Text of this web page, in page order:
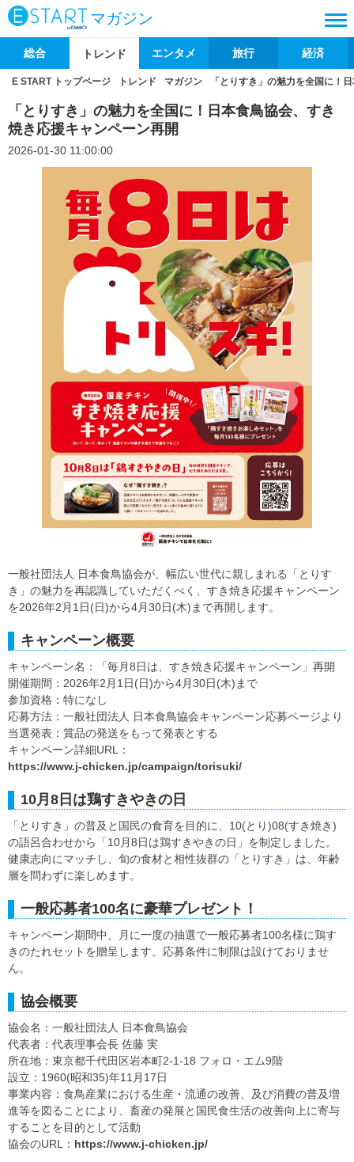
マガジン
総合 トレンド エンタメ 旅行 経済
E START トップページ トレンド マガジン 「とりすき」の魅力を全国に！
「とりすき」の魅力を全国に！日本食鳥協会、すき
焼き応援キャンペーン再開
2026-01-30 11:00:00
一般社団法人 日本食鳥協会が、幅広い世代に親しまれる「とりす
き」の魅力を再認識していただくべく、すき焼き応援キャンペーン
を2026年2月1日(日)から4月30日(木)まで再開します。
キャンペーン概要
キャンペーン名：「毎月8日は、すき焼き応援キャンペーン」再開
開催期間：2026年2月1日(日)から4月30日(木)まで
参加資格：特になし
応募方法：一般社団法人 日本食鳥協会キャンペーン応募ページより
当選発表：賞品の発送をもって発表とする
キャンペーン詳細URL：
https://www.j-chicken.jp/campaign/torisuki/
10月8日は鶏すきやきの日
「とりすき」の普及と国民の食育を目的に、10(とり)08(すき焼き)
の語呂合わせから「10月8日は鶏すきやきの日」を制定しました。
健康志向にマッチし、旬の食材と相性抜群の「とりすき」は、年齢
層を問わずに楽しめます。
一般応募者100名に豪華プレゼント！
キャンペーン期間中、月に一度の抽選で一般応募者100名様に鶏す
きのたれセットを贈呈します。応募条件に制限は設けておりませ
ん。
協会概要
協会名：一般社団法人 日本食鳥協会
代表者：代表理事会長 佐藤 実
所在地：東京都千代田区岩本町2-1-18 フォロ・エム9階
設立：1960(昭和35)年11月17日
事業内容：食鳥産業における生産・流通の改善、及び消費の普及増
進等を図ることにより、畜産の発展と国民食生活の改善向上に寄与
することを目的として活動
協会のURL： https://www.j-chicken.jp/